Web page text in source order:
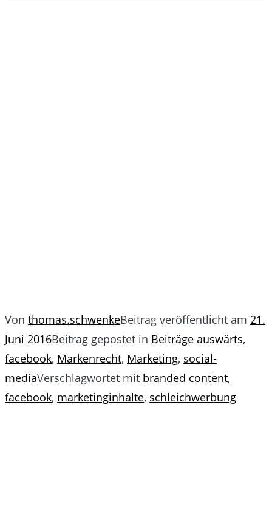
Von thomas.schwenkeBeitrag veröffentlicht am 21.
Juni 2016Beitrag gepostet in Beiträge auswärts,
facebook, Markenrecht, Marketing, social-
mediaVerschlagwortet mit branded content,
facebook, marketinginhalte, schleichwerbung